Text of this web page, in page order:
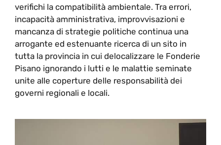
verifichi la compatibilità ambientale. Tra errori,
incapacità amministrativa, improvvisazioni e
mancanza di strategie politiche continua una
arrogante ed estenuante ricerca di un sito in
tutta la provincia in cui delocalizzare le Fonderie
Pisano ignorando i lutti e le malattie seminate
unite alle coperture delle responsabilità dei
governi regionali e locali.